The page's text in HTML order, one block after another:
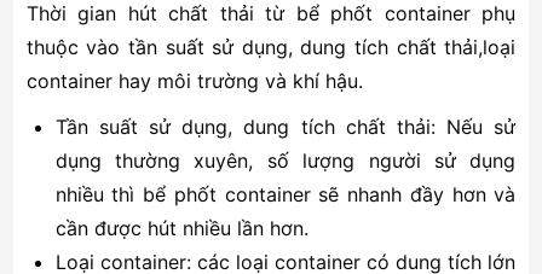
Thời gian hút chất thải từ bể phốt container phụ
thuộc vào tần suất sử dụng, dung tích chất thải,loại
container hay môi trường và khí hậu.
Tần suất sử dụng, dung tích chất thải: Nếu sử
dụng thường xuyên, số lượng người sử dụng
nhiều thì bể phốt container sẽ nhanh đầy hơn và
cần được hút nhiều lần hơn.
Loại container: các loại container có dung tích lớn